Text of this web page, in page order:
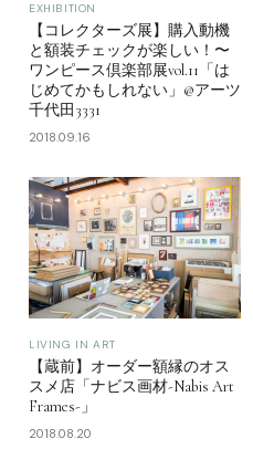
EXHIBITION
【コレクターズ展】購入動機
と額装チェックが楽しい！〜
ワンピース倶楽部展vol.11「は
じめてかもしれない」@アーツ
千代田3331
2018.09.16
LIVING IN ART
【蔵前】オーダー額縁のオス
スメ店「ナビス画材-Nabis Art
Frames-」
2018.08.20